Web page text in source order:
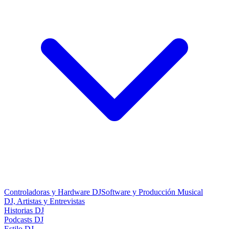
Controladoras y Hardware DJSoftware y Producción Musical
DJ, Artistas y Entrevistas
Historias DJ
Podcasts DJ